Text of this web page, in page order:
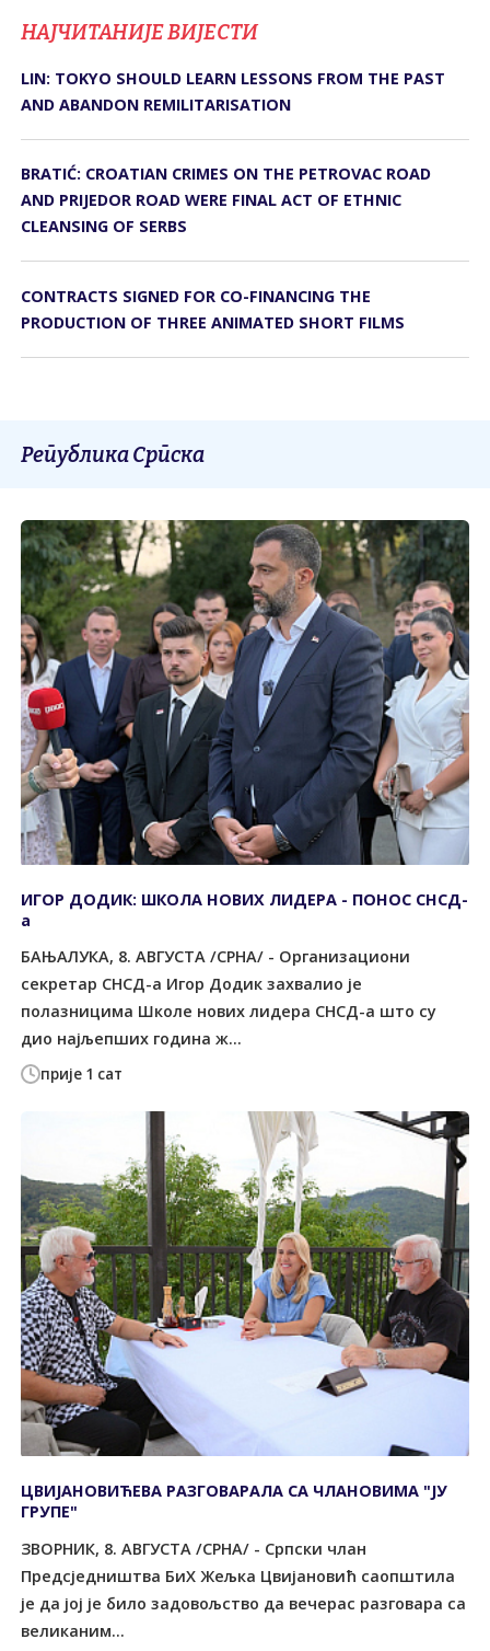
НАЈЧИТАНИЈЕ ВИЈЕСТИ
LIN: TOKYO SHOULD LEARN LESSONS FROM THE PAST
AND ABANDON REMILITARISATION
BRATIĆ: CROATIAN CRIMES ON THE PETROVAC ROAD
AND PRIJEDOR ROAD WERE FINAL ACT OF ETHNIC
CLEANSING OF SERBS
CONTRACTS SIGNED FOR CO-FINANCING THE
PRODUCTION OF THREE ANIMATED SHORT FILMS
Република Српска
прије 1 сат
ИГОР ДОДИК: ШКОЛА НОВИХ ЛИДЕРА - ПОНОС СНСД-
а
БАЊАЛУКА, 8. АВГУСТА /СРНА/ - Организациони
секретар СНСД-а Игор Додик захвалио је
полазницима Школе нових лидера СНСД-а што су
дио најљепших година ж...
ЦВИЈАНОВИЋЕВА РАЗГОВАРАЛА СА ЧЛАНОВИМА "ЈУ
ГРУПЕ"
ЗВОРНИК, 8. АВГУСТА /СРНА/ - Српски члан
Предсједништва БиХ Жељка Цвијановић саопштила
је да јој је било задовољство да вечерас разговара са
великаним...